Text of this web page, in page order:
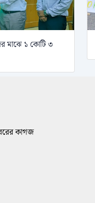
মাঝে ১ কোটি ৩
কাগজ